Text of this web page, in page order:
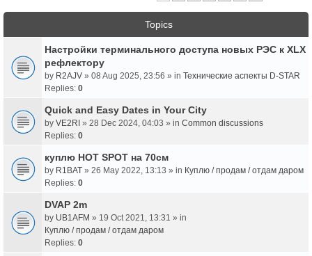
Topics
Настройки терминального доступа новых РЭС к XLX
рефлектору
by R2AJV » 08 Aug 2025, 23:56 » in Технические аспекты D-STAR
Replies: 0
Quick and Easy Dates in Your City
by VE2RI » 28 Dec 2024, 04:03 » in Common discussions
Replies: 0
куплю HOT SPOT на 70см
by R1BAT » 26 May 2022, 13:13 » in Куплю / продам / отдам даром
Replies: 0
DVAP 2m
by UB1AFM » 19 Oct 2021, 13:31 » in
Куплю / продам / отдам даром
Replies: 0